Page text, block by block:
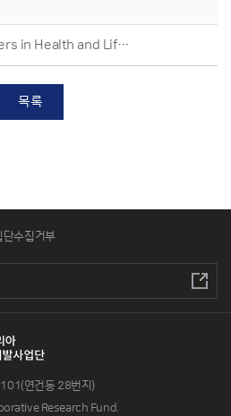
2025 KOREA-US Frontiers in Health and Life Sciences_Distinguished Speakers from Korea
목록
단수집거부
연건동 28번지)
Research Fund.